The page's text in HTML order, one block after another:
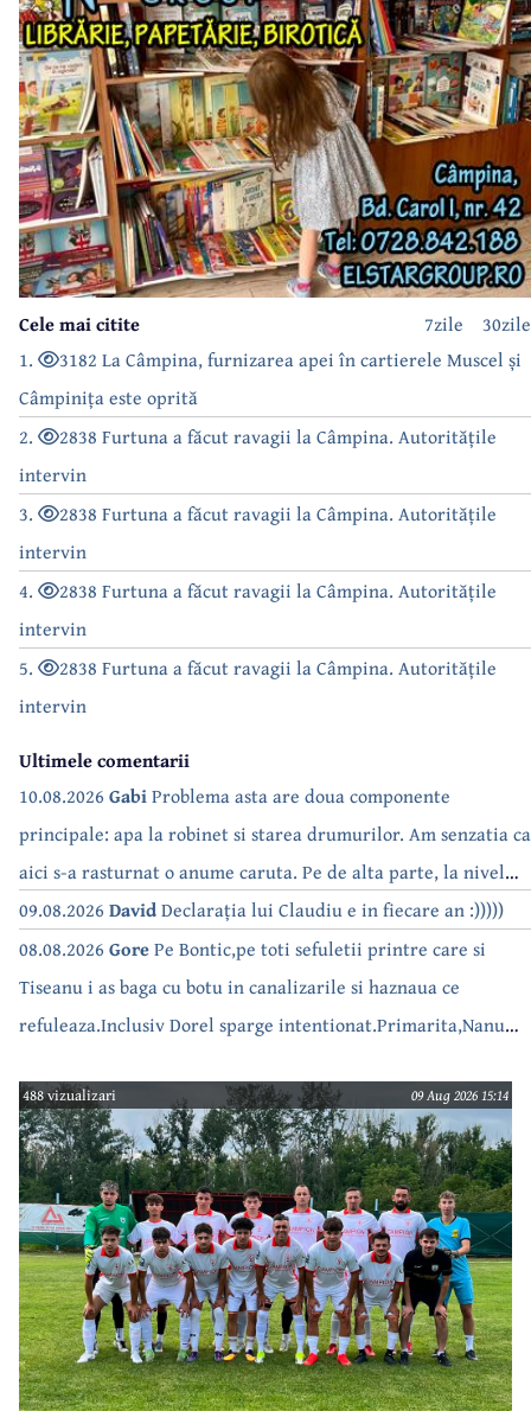
30zile
7zile
Cele mai citite
1.
3182 La Câmpina, furnizarea apei în cartierele Muscel și
Câmpinița este oprită
2.
2838 Furtuna a făcut ravagii la Câmpina. Autoritățile
intervin
3.
2838 Furtuna a făcut ravagii la Câmpina. Autoritățile
intervin
4.
2838 Furtuna a făcut ravagii la Câmpina. Autoritățile
intervin
5.
2838 Furtuna a făcut ravagii la Câmpina. Autoritățile
intervin
Ultimele comentarii
10.08.2026 GabiProblema asta are doua componente
principale: apa la robinet si starea drumurilor. Am senzatia ca
aici s-a rasturnat o anume caruta. Pe de alta parte, la nivel
national, serialul asta deja a difuzat episoadele 'fara apa' si
'fara energie'. Banuiesc ca urmeaza episodul 'fara hrana'.
09.08.2026 DavidDeclarația lui Claudiu e in fiecare an :)))))
08.08.2026 GorePe Bontic,pe toti sefuletii printre care si
Tiseanu i as baga cu botu in canalizarile si haznaua ce
refuleaza.Inclusiv Dorel sparge intentionat.Primarita,Nanu
488 vizualizari 09 Aug 2026 15:14